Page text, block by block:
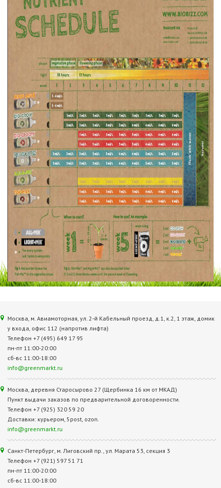
Москва, м. Авиамоторная, ул. 2‑й Кабельный проезд, д.1, к.2, 1 этаж, домик
у входа, офис 112 (напротив лифта)
Телефон +7 (495) 649 17 95
пн-пт 11:00-20:00
сб-вс 11:00-18:00
info@greenmarkt.ru
Москва, деревня Старосырово 27 (Щербинка 16 км от МКАД)
Пункт выдачи заказов по предварительной договоренности.
Телефон +7 (925) 320 59 20
Доставки: курьером, 5post, ozon.
info@greenmarkt.ru
Санкт-Петербург, м. Лиговский пр., ул. Марата 53, секция 3
Телефон +7 (921) 597 51 71
пн-пт 11:00-20:00
сб-вс 11:00-18:00